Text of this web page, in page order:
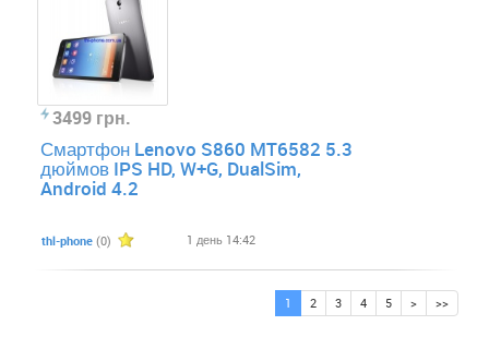
3499 грн.
Смартфон Lenovo S860 MT6582 5.3
дюймов IPS HD, W+G, DualSim,
Android 4.2
thl-phone (0) 1 день 14:42
1 2 3 4 5 > >>